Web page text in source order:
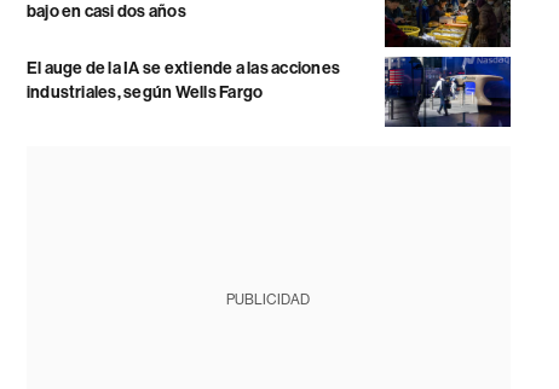
bajo en casi dos años
El auge de la IA se extiende a las acciones
industriales, según Wells Fargo
PUBLICIDAD